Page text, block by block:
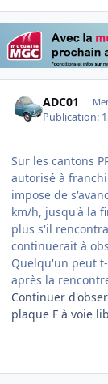
ADC01
Publication:
Sur les cantons
autorisé à
impose de
km/h, jusqu'à la
plus s'il
continuerait à
Quelqu'un peut
après la
Continuer
plaque F à voie